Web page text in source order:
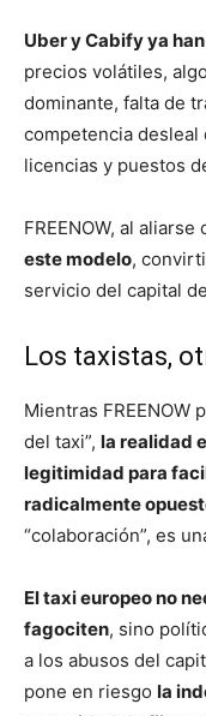
Uber y Cabify ya
precios volátiles,
dominante, falta de
competencia desleal
licencias y puestos
FREENOW, al aliarse
este modelo,
servicio del capital
Los taxistas,
Mientras FREENOW
del taxi”, la realidad
legitimidad para
radicalmente
“colaboración”, es
El taxi europeo no
fagociten, sino
a los abusos del
pone en riesgo la